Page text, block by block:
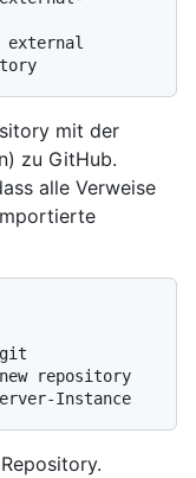
mit der
zu GitHub.
alle Verweise
repository
Instance